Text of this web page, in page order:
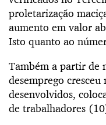
proletarização
aumento em valor
Isto quanto ao
Também a partir de
desemprego
desenvolvidos,
de trabalhadores